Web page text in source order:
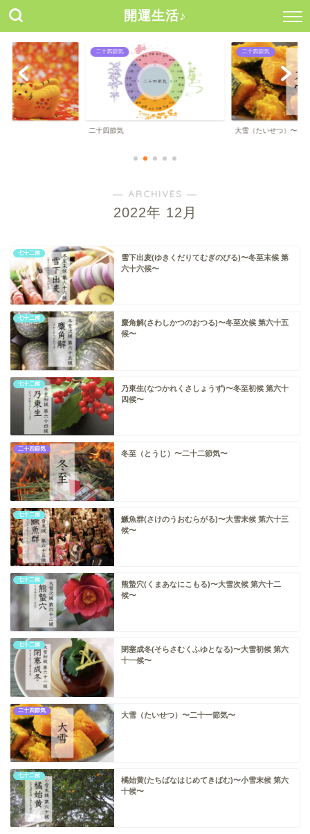
開運生活♪
二十四節気
二十四節気
二十四節気
大雪（たいせつ）〜二
― ARCHIVES ―
2022年 12月
七十二候
雪下出麦(ゆきくだりてむぎのびる)〜冬至末候 第
六十六候〜
七十二候
麋角解(さわしかつのおつる)〜冬至次候 第六十五
候〜
七十二候
乃東生(なつかれくさしょうず)〜冬至初候 第六十
四候〜
二十四節気
冬至（とうじ）〜二十二節気〜
七十二候
鱖魚群(さけのうおむらがる)〜大雪末候 第六十三
候〜
七十二候
熊蟄穴(くまあなにこもる)〜大雪次候 第六十二
候〜
七十二候
閉塞成冬(そらさむくふゆとなる)〜大雪初候 第六
十一候〜
二十四節気
大雪（たいせつ）〜二十一節気〜
七十二候
橘始黄(たちばなはじめてきばむ)〜小雪末候 第六
十候〜